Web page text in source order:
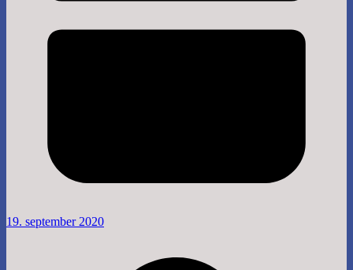
19. september 2020